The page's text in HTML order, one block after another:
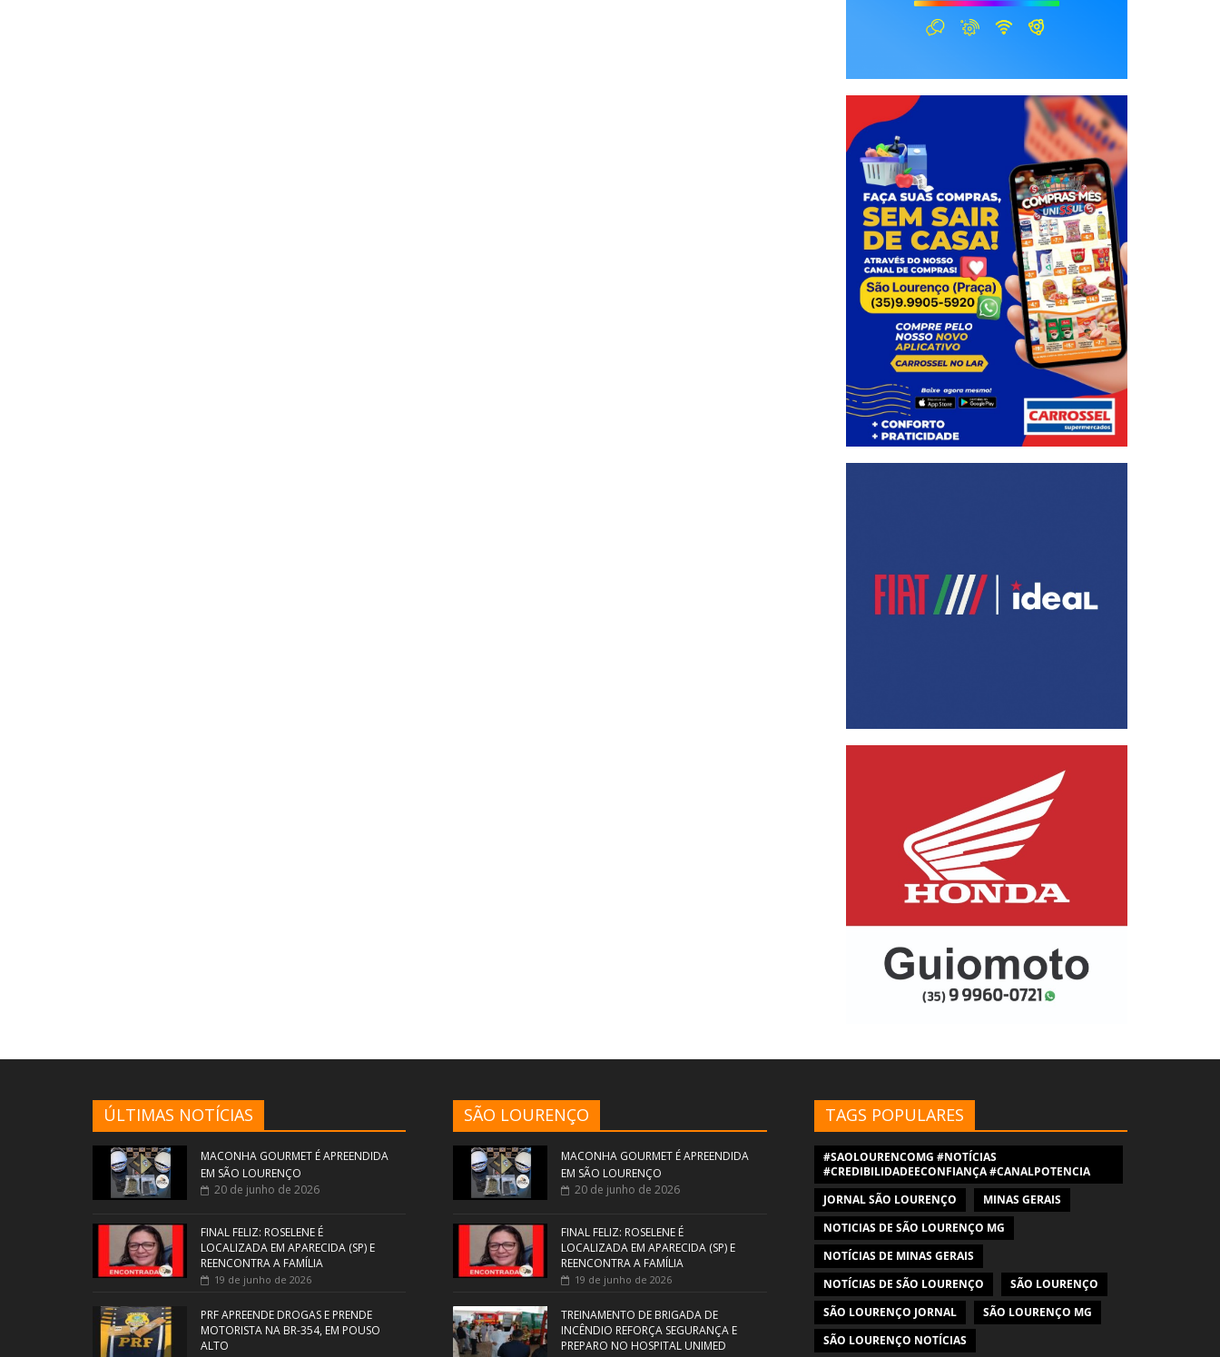
ÚLTIMAS NOTÍCIAS
MACONHA GOURMET É APREENDIDA
EM SÃO LOURENÇO
20 de junho de 2026
FINAL FELIZ: ROSELENE É
LOCALIZADA EM APARECIDA (SP) E
REENCONTRA A FAMÍLIA
19 de junho de 2026
PRF APREENDE DROGAS E PRENDE
MOTORISTA NA BR-354, EM POUSO
ALTO
SÃO LOURENÇO
MACONHA GOURMET É APREENDIDA
EM SÃO LOURENÇO
20 de junho de 2026
FINAL FELIZ: ROSELENE É
LOCALIZADA EM APARECIDA (SP) E
REENCONTRA A FAMÍLIA
19 de junho de 2026
TREINAMENTO DE BRIGADA DE
INCÊNDIO REFORÇA SEGURANÇA E
PREPARO NO HOSPITAL UNIMED
TAGS POPULARES
#SAOLOURENCOMG #NOTÍCIAS
#CREDIBILIDADEECONFIANÇA #CANALPOTENCIA
JORNAL SÃO LOURENÇO
MINAS GERAIS
NOTICIAS DE SÃO LOURENÇO MG
NOTÍCIAS DE MINAS GERAIS
NOTÍCIAS DE SÃO LOURENÇO
SÃO LOURENÇO
SÃO LOURENÇO JORNAL
SÃO LOURENÇO MG
SÃO LOURENÇO NOTÍCIAS